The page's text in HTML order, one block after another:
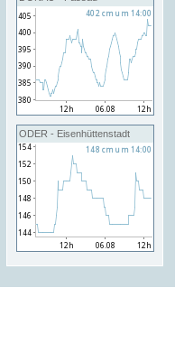
ODER - Eisenhüttenstadt